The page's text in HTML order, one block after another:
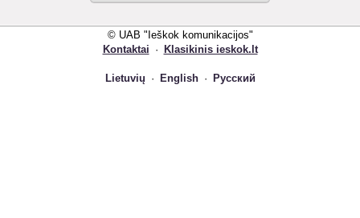
© UAB "Ieškok komunikacijos"
Kontaktai · Klasikinis ieskok.lt
Lietuvių · English · Русский